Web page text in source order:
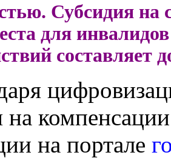
Субсидия на
для
составляет
на
на портале